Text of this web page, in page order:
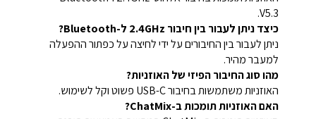
V5.3.
כיצד ניתן לעבור בין חיבור 2.4GHz ל-Bluetooth?
ניתן לעבור בין החיבורים על ידי לחיצה על כפתור ההפעלה
למעבר מהיר.
מהו סוג החיבור הפיזי של האוזניות?
האוזניות משתמשות בחיבור USB-C פשוט וקל לשימוש.
האם האוזניות תומכות ב-ChatMix?